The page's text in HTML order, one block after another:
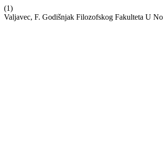
(1)
Valjavec, F. Godišnjak Filozofskog Fakulteta U